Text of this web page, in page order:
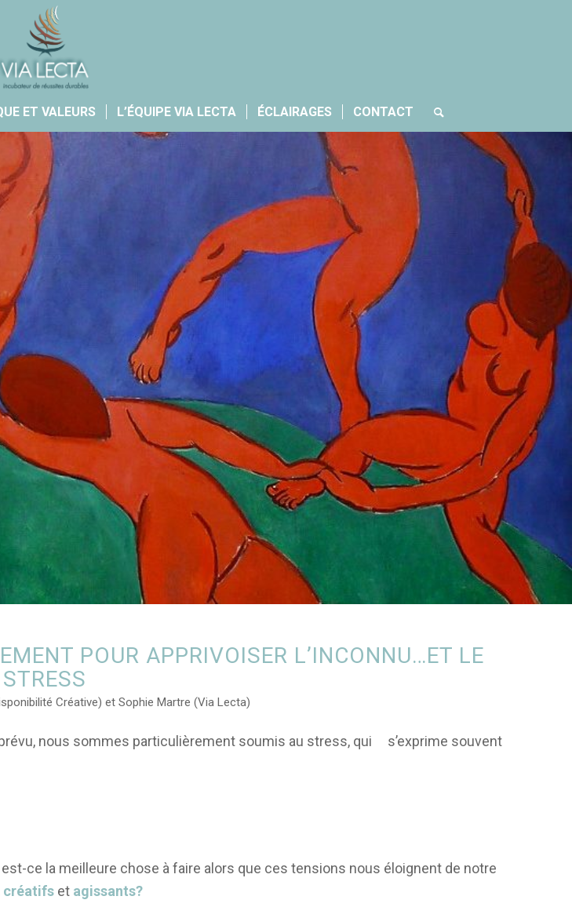
ET VALEURS L’ÉQUIPE VIA LECTA ÉCLAIRAGES CONTACT
POUR APPRIVOISER L’INCONNU…ET LE
STRESS
Créative) et Sophie Martre (Via Lecta)
nous sommes particulièrement soumis au stress, qui s’exprime souvent
ce la meilleure chose à faire alors que ces tensions nous éloignent de notre
créatifs et agissants?